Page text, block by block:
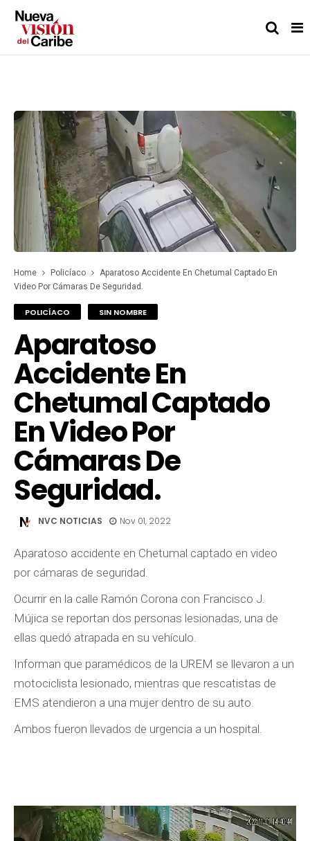
Home Policíaco
Aparatoso Accidente En Chetumal Captado En
Video Por Cámaras De Seguridad.
POLICÍACO SIN NOMBRE
Aparatoso
Accidente En
Chetumal Captado
En Video Por
Cámaras De
Seguridad.
NVC NOTICIAS Nov 01, 2022
Aparatoso accidente en Chetumal captado en video
por cámaras de seguridad.
Ocurrir en la calle Ramón Corona con Francisco J.
Mújica se reportan dos personas lesionadas, una de
ellas quedó atrapada en su vehículo.
Informan que paramédicos de la UREM se llevaron a un
motociclista lesionado, mientras que rescatistas de
EMS atendieron a una mujer dentro de su auto.
Ambos fueron llevados de urgencia a un hospital.